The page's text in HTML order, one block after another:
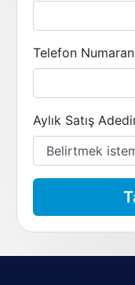
Telefon
Aylık Satış